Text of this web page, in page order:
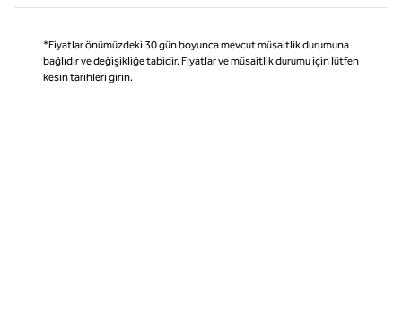
*Fiyatlar önümüzdeki 30 gün boyunca mevcut müsaitlik durumuna
bağlıdır ve değişikliğe tabidir. Fiyatlar ve müsaitlik durumu için lütfen
kesin tarihleri girin.